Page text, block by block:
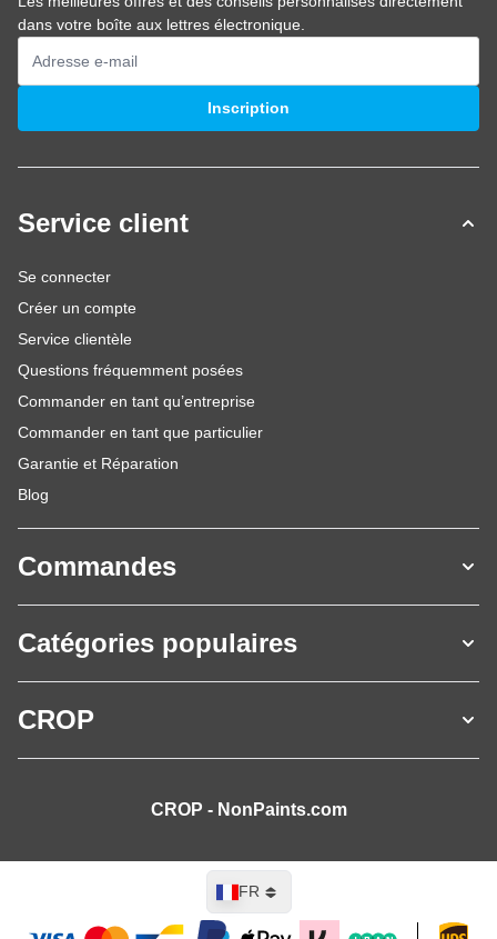
dans votre boîte aux lettres électronique.
Adresse mail
Inscription
Service client
Se connecter
Créer un compte
Service clientèle
Questions fréquemment posées
Commander en tant qu’entreprise
Commander en tant que particulier
Garantie et Réparation
Blog
Commandes
Catégories populaires
CROP
CROP - NonPaints.com
Langue
FR